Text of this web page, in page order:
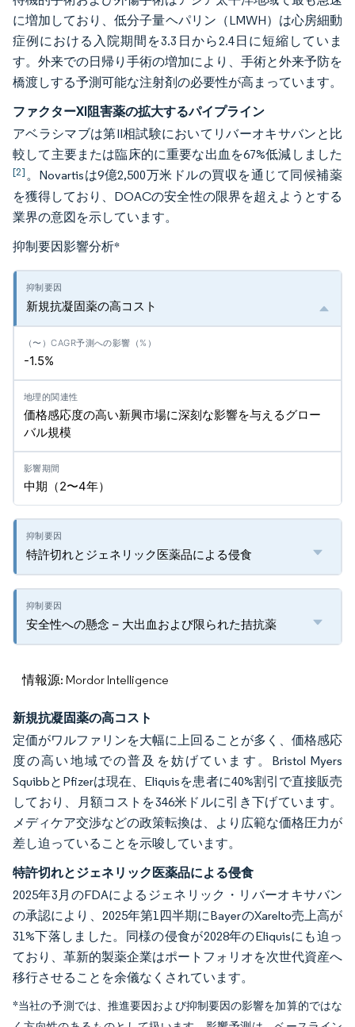
に増加しており、低分子量ヘパリン（LMWH）は心房細動
症例における入院期間を3.3日から2.4日に短縮していま
す。外来での日帰り手術の増加により、手術と外来予防を
橋渡しする予測可能な注射剤の必要性が高まっています。
ファクターXI阻害薬の拡大するパイプライン
アベラシマブは第II相試験においてリバーオキサバンと比
較して主要または臨床的に重要な出血を67%低減しました
[2]。Novartisは9億2,500万米ドルの買収を通じて同候補薬
を獲得しており、DOACの安全性の限界を超えようとする
業界の意図を示しています。
抑制要因影響分析*
新規抗凝固薬の高コスト
-1.5%
価格感応度の高い新興市場に深刻な影響を与えるグロー
バル規模
中期（2〜4年）
特許切れとジェネリック医薬品による侵食
安全性への懸念 – 大出血および限られた拮抗薬
情報源: Mordor Intelligence
新規抗凝固薬の高コスト
定価がワルファリンを大幅に上回ることが多く、価格感応
度の高い地域での普及を妨げています。Bristol Myers
SquibbとPfizerは現在、Eliquisを患者に40%割引で直接販売
しており、月額コストを346米ドルに引き下げています。
メディケア交渉などの政策転換は、より広範な価格圧力が
差し迫っていることを示唆しています。
特許切れとジェネリック医薬品による侵食
2025年3月のFDAによるジェネリック・リバーオキサバン
の承認により、2025年第1四半期にBayerのXarelto売上高が
31%下落しました。同様の侵食が2028年のEliquisにも迫っ
ており、革新的製薬企業はポートフォリオを次世代資産へ
移行させることを余儀なくされています。
*当社の予測では、推進要因および抑制要因の影響を加算的ではな